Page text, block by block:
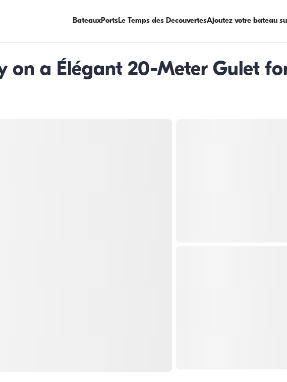
BateauxPortsLe Temps des DecouvertesAjoutez votre bateau
on a Élégant 20-Meter Gulet